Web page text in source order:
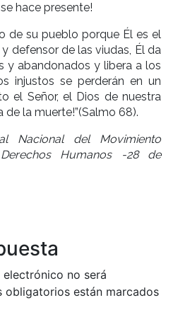
hace presente!
de su pueblo porque Él es el
defensor de las viudas, Él da
y abandonados y libera a los
injustos se perderán en un
el Señor, el Dios de nuestra
la muerte!”(Salmo 68).
Nacional del Movimiento
Humanos -28 de
no será
obligatorios están marcados